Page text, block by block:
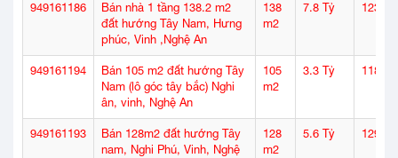
949161186
Bán nhà 1 tầng 138.2 m2
đất hướng Tây Nam, Hưng
phúc, Vinh ,Nghệ An
138
m2
7.8 Tỷ 123
949161194
Bán 105 m2 đất hướng Tây
Nam (lô góc tây bắc) Nghi
ân, vinh, Nghệ An
105
m2
3.3 Tỷ 118
949161193
Bán 128m2 đất hướng Tây
nam, Nghi Phú, Vinh, Nghệ
128
m2
5.6 Tỷ 129